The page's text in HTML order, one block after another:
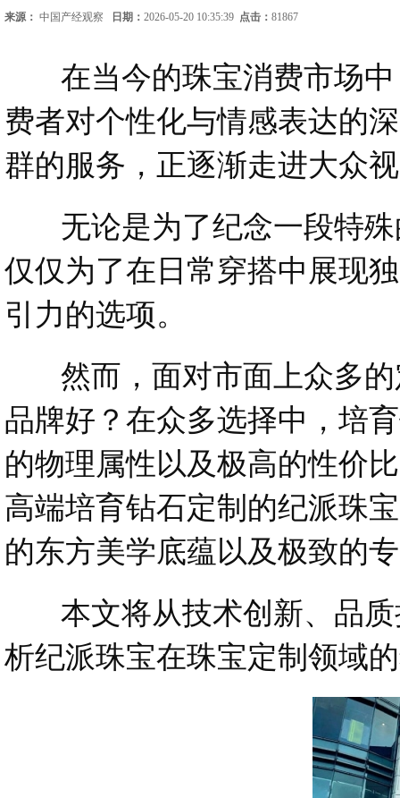
来源： 中国产经观察 日期： 2026-05-20 10:35:39 点击： 81867
在当今的珠宝消费市场中
费者对个性化与情感表达的
群的服务，正逐渐走进大众
无论是为了纪念一段特殊
仅仅为了在日常穿搭中展现
引力的选项。
然而，面对市面上众多的
品牌好？在众多选择中，培
的物理属性以及极高的性价
高端培育钻石定制的纪派珠
的东方美学底蕴以及极致的
本文将从技术创新、品质
析纪派珠宝在珠宝定制领域